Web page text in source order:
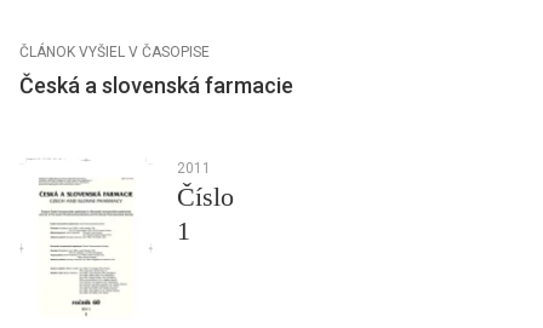
ČLÁNOK VYŠIEL V ČASOPISE
Česká a slovenská farmacie
2011
Číslo
1